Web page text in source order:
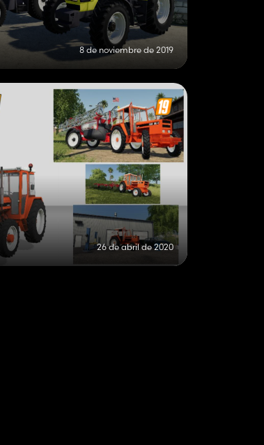
8 de noviembre de 2019
26 de abril de 2020